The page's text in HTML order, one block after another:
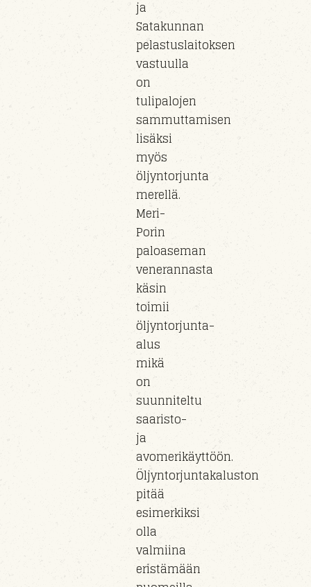
ja
Satakunnan
pelastuslaitoksen
vastuulla
on
tulipalojen
sammuttamisen
lisäksi
myös
öljyntorjunta
merellä.
Meri-
Porin
paloaseman
venerannasta
käsin
toimii
öljyntorjunta-
alus
mikä
on
suunniteltu
saaristo-
ja
avomerikäyttöön.
Öljyntorjuntakaluston
pitää
esimerkiksi
olla
valmiina
eristämään